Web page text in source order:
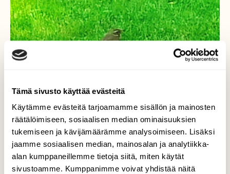
Tämä sivusto käyttää evästeitä
Käytämme evästeitä tarjoamamme sisällön ja mainosten
räätälöimiseen, sosiaalisen median ominaisuuksien
tukemiseen ja kävijämäärämme analysoimiseen. Lisäksi
jaamme sosiaalisen median, mainosalan ja analytiikka-
alan kumppaneillemme tietoja siitä, miten käytät
sivustoamme. Kumppanimme voivat yhdistää näitä